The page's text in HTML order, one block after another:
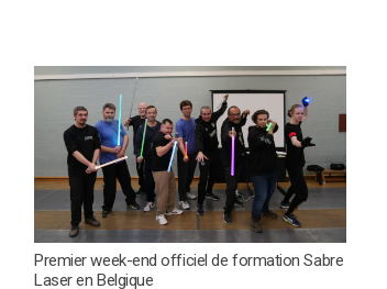
Premier week-end officiel de formation Sabre
Laser en Belgique